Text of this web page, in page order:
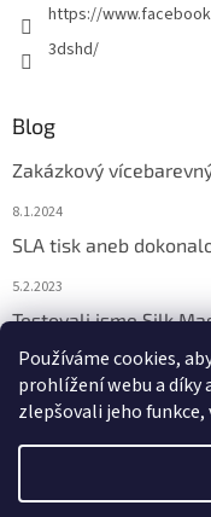
Používáme cookies,
prohlížení webu a díky
zlepšovali jeho
https://
3dshd/
Blog
Zakázkový
8.1.2024
SLA tisk aneb
5.2.2023
Testovali jsme Silk
18.1.2023